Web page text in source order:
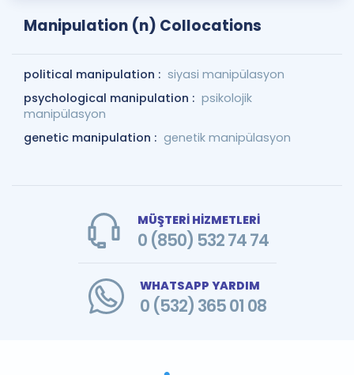
Manipulation (n) Collocations
political manipulation : siyasi manipülasyon
psychological manipulation : psikolojik
manipülasyon
genetic manipulation : genetik manipülasyon
MÜŞTERİ HİZMETLERİ
0 (850) 532 74 74
WHATSAPP YARDIM
0 (532) 365 01 08